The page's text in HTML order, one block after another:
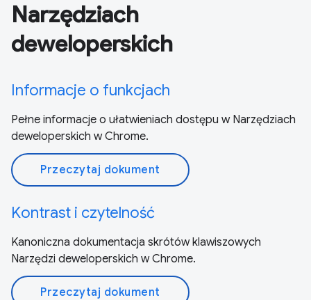
Narzędziach
deweloperskich
Informacje o funkcjach
Pełne informacje o ułatwieniach dostępu w Narzędziach
deweloperskich w Chrome.
Przeczytaj dokument
Kontrast i czytelność
Kanoniczna dokumentacja skrótów klawiszowych
Narzędzi deweloperskich w Chrome.
Przeczytaj dokument